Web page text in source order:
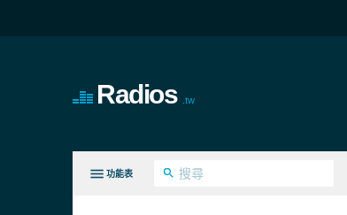
Radios .tw
功能表